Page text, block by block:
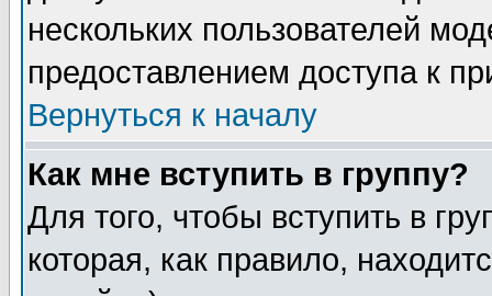
нескольких пользователей
предоставлением доступа к
Вернуться к началу
Как мне вступить в группу?
Для того, чтобы вступить в
которая, как правило,